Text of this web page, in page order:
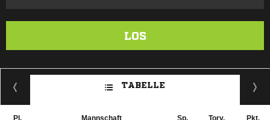
LOS
TABELLE